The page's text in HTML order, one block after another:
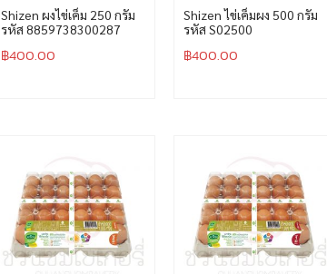
Shizen ผงไข่เค็ม 250 กรัม
รหัส 8859738300287
฿400.00
Shizen ไข่เค็มผง 500 กรัม
รหัส S02500
฿400.00